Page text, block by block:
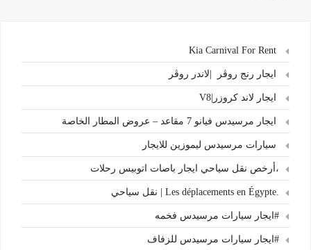
ايجار رنج روڤر |لاندر روڤر
ايجار لاند كروزر|V8
ايجار مرسيدس فيانو 7 مقاعد – عروض المطار الخاصة
سيارات مرسيدس ليموزين للايجار
،أرخص نقل سياحي ايجار باصات اتوبيس رحلات
.Les déplacements en Égypte | نقل سياحي
#ايجار سيارات مرسيدس فخمه
#ايجار سيارات مرسيدس للزفاف